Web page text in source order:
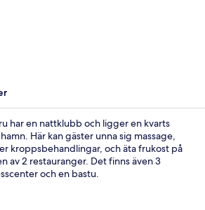
har en nattklubb och ligger en kvarts
Här kan gäster unna sig massage,
kroppsbehandlingar, och äta frukost på
av 2 restauranger. Det finns även 3
och en bastu.